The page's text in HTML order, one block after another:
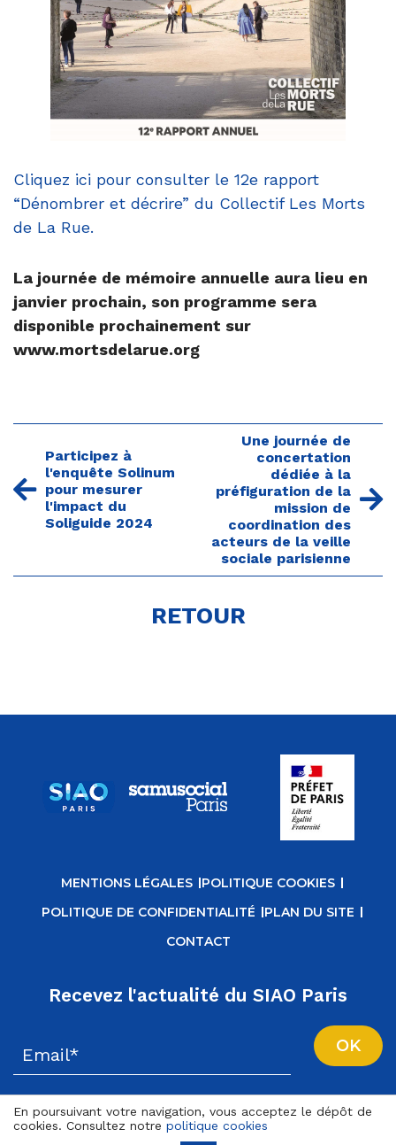
Cliquez ici pour consulter le 12e rapport
“Dénombrer et décrire” du Collectif Les Morts
de La Rue.
La journée de mémoire annuelle aura lieu en
janvier prochain, son programme sera
disponible prochainement sur
www.mortsdelarue.org
Participez à
l'enquête Solinum
pour mesurer
l'impact du
Soliguide 2024
RETOUR
Une journée de
concertation
dédiée à la
préfiguration de la
mission de
coordination des
acteurs de la veille
sociale parisienne
MENTIONS LÉGALES
POLITIQUE COOKIES
POLITIQUE DE CONFIDENTIALITÉ
PLAN DU SITE
CONTACT
Recevez l'actualité du SIAO Paris
Copyright © 2026 Samusocial de Paris
En poursuivant votre navigation, vous acceptez le dépôt de
cookies. Consultez notre politique cookies